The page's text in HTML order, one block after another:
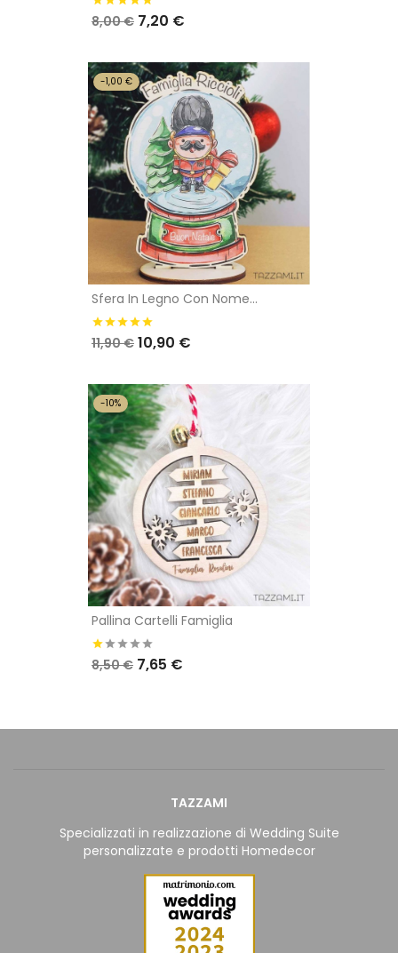
8,00 € 7,20 €
Sfera In Legno Con Nome...
11,90 € 10,90 €
-1,00 €
Pallina Cartelli Famiglia
8,50 € 7,65 €
-10%
TAZZAMI
Specializzati in realizzazione di Wedding Suite
personalizzate e prodotti Homedecor